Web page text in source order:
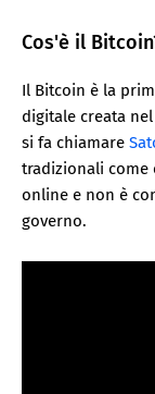
Cos'è il
Il Bitcoin è la
digitale creata
si fa chiamare
tradizionali come
online e non è
governo.